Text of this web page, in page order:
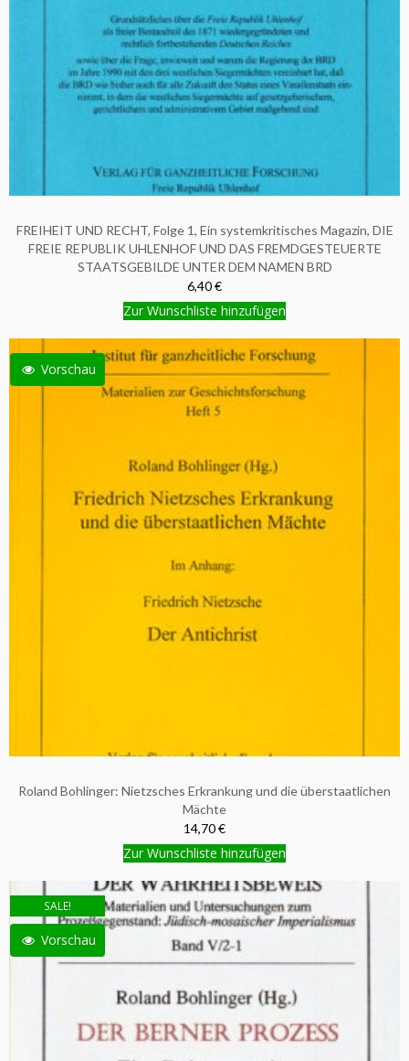
FREIHEIT UND RECHT, Folge 1, Ein systemkritisches Magazin, DIE
FREIE REPUBLIK UHLENHOF UND DAS FREMDGESTEUERTE
STAATSGEBILDE UNTER DEM NAMEN BRD
6,40 €
Zur Wunschliste hinzufügen
Vorschau
Roland Bohlinger: Nietzsches Erkrankung und die überstaatlichen
Mächte
14,70 €
Zur Wunschliste hinzufügen
SALE!
Vorschau